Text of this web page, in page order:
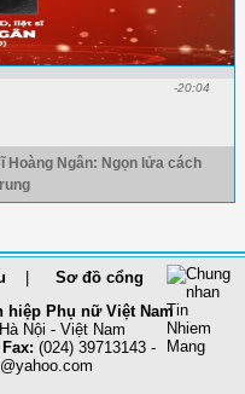
-20:04
Ngân: Ngọn lửa cách
Sơ đồ cổng
hiệp Phụ nữ Việt Nam
Nội - Việt Nam
Fax: (024) 39713143 -